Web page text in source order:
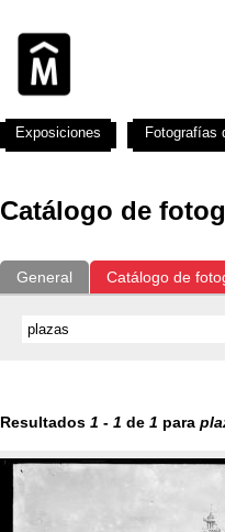
Catálogo de
General Catálogo de
Resultados 1 - 1 de 1 para
Exposiciones Fotografías